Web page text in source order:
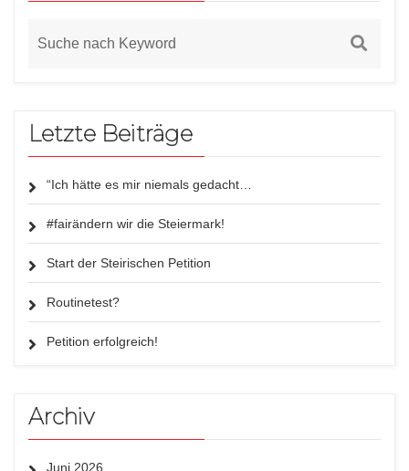
Letzte Beiträge
“Ich hätte es mir niemals gedacht…
#fairändern wir die Steiermark!
Start der Steirischen Petition
Routinetest?
Petition erfolgreich!
Archiv
Juni 2026